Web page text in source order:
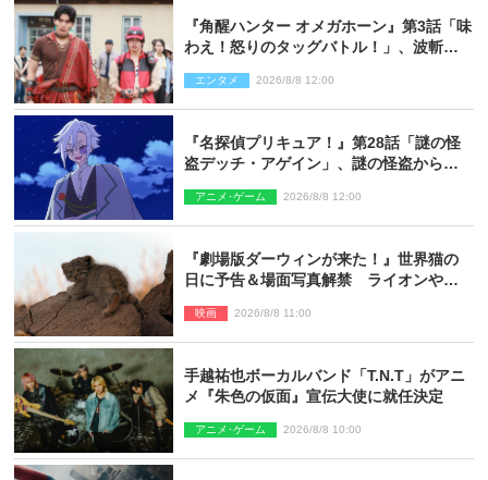
『角醒ハンター オメガホーン』第3話「味
わえ！怒りのタッグバトル！」、波斬の
エンタメ 2026/8/8 12:00
『名探偵プリキュア！』第28話「謎の怪
盗デッチ・アゲイン」、謎の怪盗から不
アニメ･ゲーム 2026/8/8 12:00
『劇場版ダーウィンが来た！』世界猫の
日に予告＆場面写真解禁 ライオンやマ
映画 2026/8/8 11:00
手越祐也ボーカルバンド「T.N.T」がアニ
メ『朱色の仮面』宣伝大使に就任決定
アニメ･ゲーム 2026/8/8 10:00